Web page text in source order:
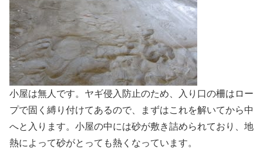
小屋は無人です。ヤギ侵入防止のため、入り口の柵はロー
プで固く縛り付けてあるので、まずはこれを解いてから中
へと入ります。小屋の中には砂が敷き詰められており、地
熱によって砂がとっても熱くなっています。